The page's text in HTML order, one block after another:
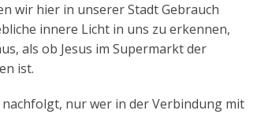
wir hier in unserer Stadt Gebrauch
innere Licht in uns zu erkennen,
als ob Jesus im Supermarkt der
ist.
nur wer in der Verbindung mit